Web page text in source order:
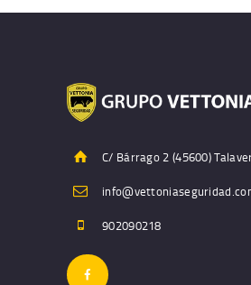
C/ Bárrago 2 (45600)
902090218